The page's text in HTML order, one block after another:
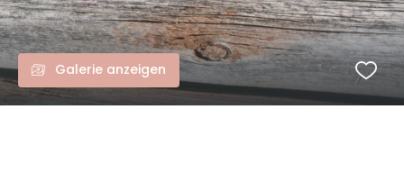
Galerie anzeigen